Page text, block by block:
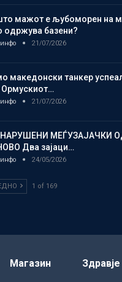
мажот е љубоморен на
одржува базени?
21/07/2026
македонски танкер
Ормускиот…
21/07/2026
МЕЃУЗАЈАЧКИ
Два зајаци…
24/05/2026
1 of 169
Магазин Здравје